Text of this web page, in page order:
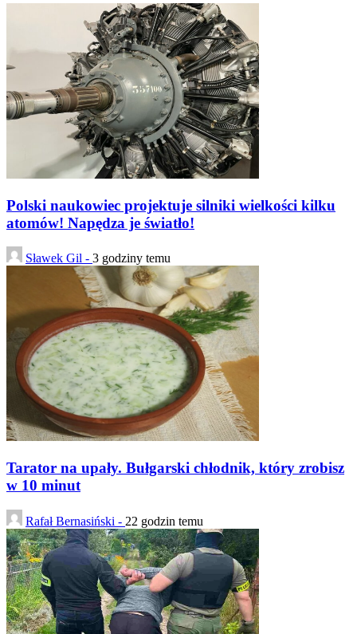
Polski naukowiec projektuje silniki wielkości kilku
atomów! Napędza je światło!
Sławek Gil - 3 godziny temu
Tarator na upały. Bułgarski chłodnik, który zrobisz
w 10 minut
Rafał Bernasiński - 22 godzin temu